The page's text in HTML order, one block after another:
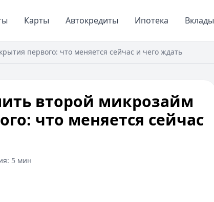
Карты Автокредиты Ипотека Вклады
первого: что меняется сейчас и чего ждать
второй микрозайм
что меняется сейчас
5 мин